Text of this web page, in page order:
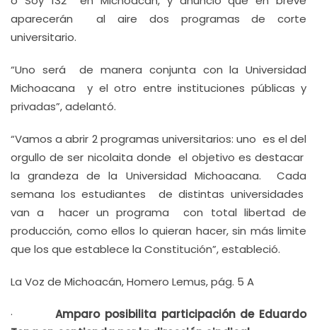
aparecerán al aire dos programas de corte
universitario.
“Uno será de manera conjunta con la Universidad
Michoacana y el otro entre instituciones públicas y
privadas”, adelantó.
“Vamos a abrir 2 programas universitarios: uno es el del
orgullo de ser nicolaita donde el objetivo es destacar
la grandeza de la Universidad Michoacana. Cada
semana los estudiantes de distintas universidades
van a hacer un programa con total libertad de
producción, como ellos lo quieran hacer, sin más limite
que los que establece la Constitución”, estableció.
La Voz de Michoacán, Homero Lemus, pág. 5 A
·Amparo posibilita participación de Eduardo